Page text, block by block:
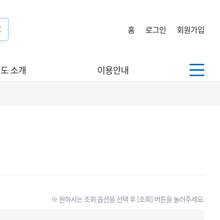
홈 로그인 회원가입
소개 이용안내
※ 원하시는 조회 옵션을 선택 후 [조회] 버튼을 눌러주세요.